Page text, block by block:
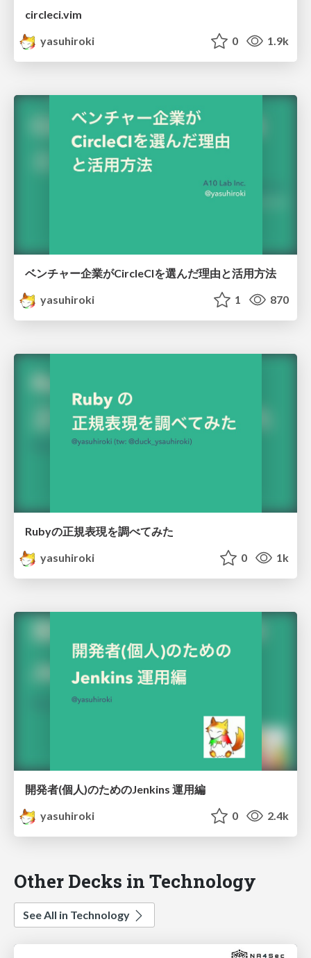
circleci.vim
yasuhiroki
0 1.9k
ベンチャー企業がCircleCIを選んだ理由と活用方法
yasuhiroki
1 870
Rubyの正規表現を調べてみた
yasuhiroki
0 1k
開発者(個人)のためのJenkins 運用編
yasuhiroki
0 2.4k
Other Decks in Technology
See All in Technology